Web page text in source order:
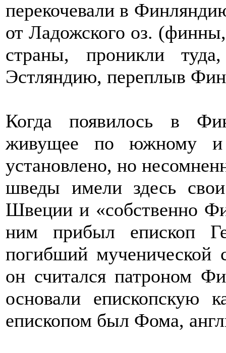
перекочевали в
от Ладожского оз.
страны, проникли
Эстляндию, переплыв
Когда появилось в
живущее по южному
установлено, но
шведы имели здесь
Швеции и «собственно
ним прибыл епископ
погибший мученической
он считался патроном
основали епископскую
епископом был Фома,